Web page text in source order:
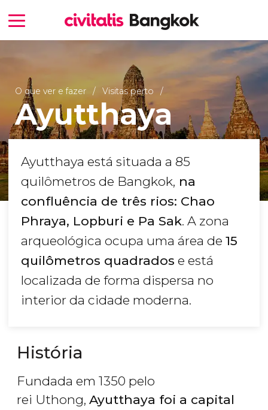
O que ver e fazer Visitas perto
Ayutthaya
Ayutthaya está situada a 85
quilômetros de Bangkok, na
confluência de três rios: Chao
Phraya, Lopburi e Pa Sak. A zona
arqueológica ocupa uma área de 15
quilômetros quadrados e está
localizada de forma dispersa no
interior da cidade moderna.
História
Fundada em 1350 pelo
rei Uthong, Ayutthaya foi a capital